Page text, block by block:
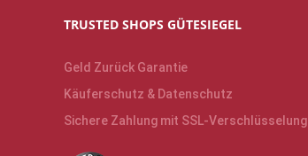
TRUSTED SHOPS GÜTESIEGEL
Geld Zurück Garantie
Käuferschutz & Datenschutz
Sichere Zahlung mit SSL-Verschlüsselung